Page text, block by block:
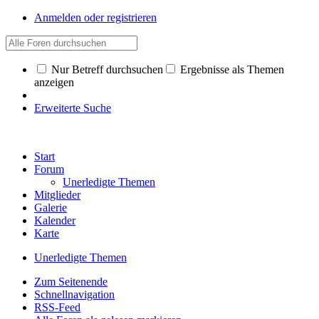
Anmelden oder registrieren
Nur Betreff durchsuchen
Ergebnisse als Themen
anzeigen
Erweiterte Suche
Start
Forum
Unerledigte Themen
Mitglieder
Galerie
Kalender
Karte
Unerledigte Themen
Zum Seitenende
Schnellnavigation
RSS-Feed